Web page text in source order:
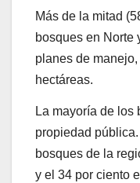
Más de la mitad
bosques en Norte
planes de
hectáreas.
La mayoría de los
propiedad
bosques de la
y el 34 por ciento